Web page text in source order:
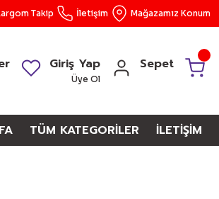
Takip İletişim Mağazamız Konum
Giriş Yap
Üye Ol
Sepet
TÜM KATEGORİLER İLETİŞİM